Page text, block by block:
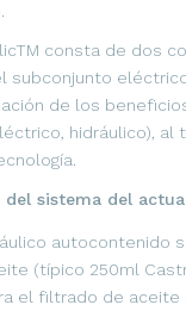
consta de dos
subconjunto
de los
hidráulico), al
sistema del
autocontenido
(típico 250ml
el filtrado de